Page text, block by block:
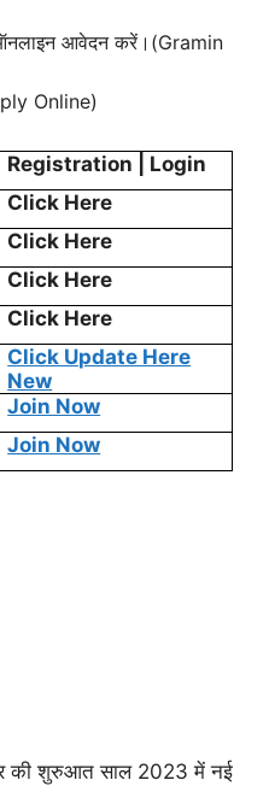
आवेदन करें।(Gramin
Online)
Registration | Login
Click Here
Click Here
Click Here
Click Here
Click Update Here
New
Join Now
Join Now
की शुरुआत साल 2023 में नई